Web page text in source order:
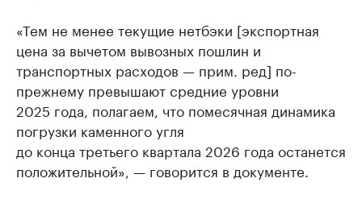
«Тем не менее текущие нетбэки [экспортная
цена за вычетом вывозных пошлин и
транспортных расходов — прим. ред] по-
прежнему превышают средние уровни
2025 года, полагаем, что помесячная динамика
погрузки каменного угля
до конца третьего квартала 2026 года останется
положительной», — говорится в документе.